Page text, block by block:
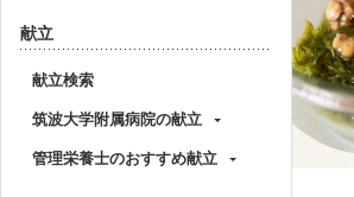
献立
献立検索
筑波大学附属病院の献立
管理栄養士のおすすめ献立